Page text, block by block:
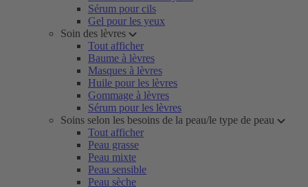
Sérum pour cils
Gel pour les yeux
Soin des lèvres
Tout afficher
Baume à lèvres
Masques à lèvres
Huile pour les lèvres
Gommage à lèvres
Sérum pour les lèvres
Soins selon les besoins de la peau/le type de peau
Tout afficher
Peau grasse
Peau mixte
Peau sensible
Peau sèche